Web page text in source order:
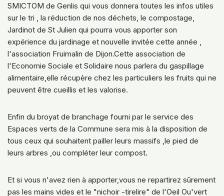
SMICTOM de Genlis qui vous donnera toutes les infos utiles
sur le tri , la réduction de nos déchets, le compostage,
Jardinot de St Julien qui pourra vous apporter son
expérience du jardinage et nouvelle invitée cette année ,
l'association Fruimalin de Dijon.Cette association de
l'Economie Sociale et Solidaire nous parlera du gaspillage
alimentaire,elle récupère chez les particuliers les fruits qui ne
peuvent être cueillis et les valorise.
Enfin du broyat de branchage fourni par le service des
Espaces verts de la Commune sera mis à la disposition de
tous ceux qui souhaitent pailler leurs massifs ,le pied de
leurs arbres ,ou compléter leur compost.
Et si vous n'avez rien à apporter,vous ne repartirez sûrement
pas les mains vides et le "nichoir -tirelire" de l'Oeil Ou'vert